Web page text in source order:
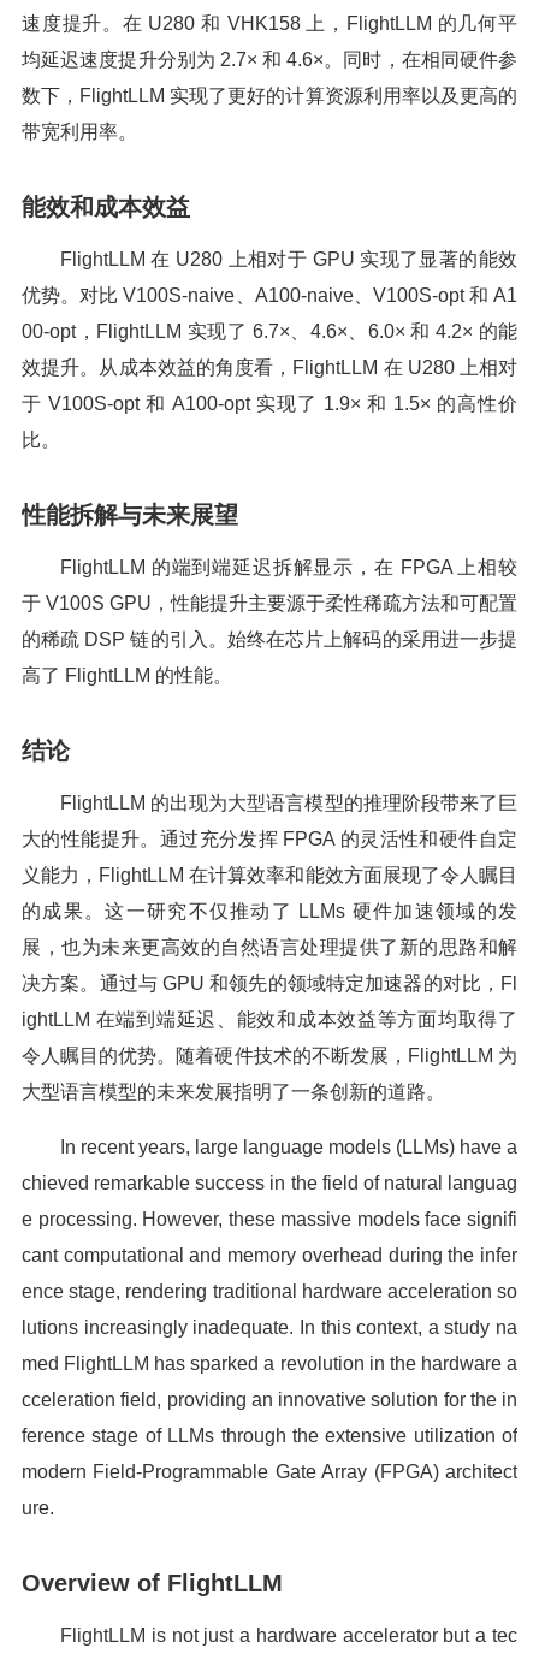
速度提升。在 U280 和 VHK158 上，FlightLLM 的几何平
均延迟速度提升分别为 2.7× 和 4.6×。同时，在相同硬件参
数下，FlightLLM 实现了更好的计算资源利用率以及更高的
带宽利用率。
能效和成本效益
FlightLLM 在 U280 上相对于 GPU 实现了显著的能效
优势。对比 V100S-naive、A100-naive、V100S-opt 和 A1
00-opt，FlightLLM 实现了 6.7×、4.6×、6.0× 和 4.2× 的能
效提升。从成本效益的角度看，FlightLLM 在 U280 上相对
于 V100S-opt 和 A100-opt 实现了 1.9× 和 1.5× 的高性价
比。
性能拆解与未来展望
FlightLLM 的端到端延迟拆解显示，在 FPGA 上相较
于 V100S GPU，性能提升主要源于柔性稀疏方法和可配置
的稀疏 DSP 链的引入。始终在芯片上解码的采用进一步提
高了 FlightLLM 的性能。
结论
FlightLLM 的出现为大型语言模型的推理阶段带来了巨
大的性能提升。通过充分发挥 FPGA 的灵活性和硬件自定
义能力，FlightLLM 在计算效率和能效方面展现了令人瞩目
的成果。这一研究不仅推动了 LLMs 硬件加速领域的发
展，也为未来更高效的自然语言处理提供了新的思路和解
决方案。通过与 GPU 和领先的领域特定加速器的对比，Fl
ightLLM 在端到端延迟、能效和成本效益等方面均取得了
令人瞩目的优势。随着硬件技术的不断发展，FlightLLM 为
大型语言模型的未来发展指明了一条创新的道路。
In recent years, large language models (LLMs) have a
chieved remarkable success in the field of natural languag
e processing. However, these massive models face signifi
cant computational and memory overhead during the infer
ence stage, rendering traditional hardware acceleration so
lutions increasingly inadequate. In this context, a study na
med FlightLLM has sparked a revolution in the hardware a
cceleration field, providing an innovative solution for the in
ference stage of LLMs through the extensive utilization of
modern Field-Programmable Gate Array (FPGA) architect
ure.
Overview of FlightLLM
FlightLLM is not just a hardware accelerator but a tec